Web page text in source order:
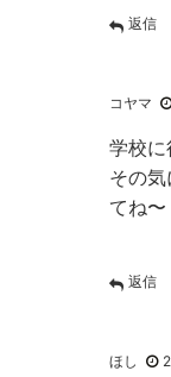
返信
コヤマ
学校に
その
てね〜
返信
ほし